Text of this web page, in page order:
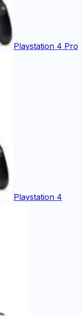
Playstation 4 Pro
Playstation 4